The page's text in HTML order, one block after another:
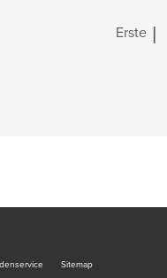
Erste |
Sitemap